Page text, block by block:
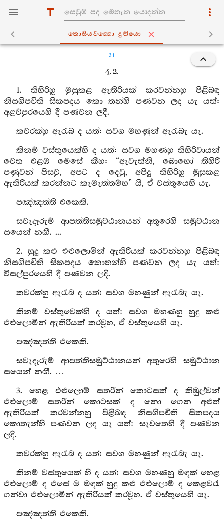
කොසියවග‍්ගො දුතියො
31
4. 2.
1. තිහිරිහූ මුසුකළ ඇතිරියක් කරවන්නහු පිළිබඳ
නිසගිපචිති සිකපදය කො තන්හි පණවන ලද යැ යත්:
අළව්පුරයෙහි දී පණවන ලදී.
කවරක්හු ඇරැබ ද යත්: සවග මහණුන් ඇරැබැ යැ.
කිනම් වස්තුයෙක්හි ද යත්: සවග මහණහු තිහිරිවායන්
වෙත එළඹ මෙසේ කීහ: “ඇවැත්නි, බොහෝ තිහිරි
පණුවන් පිසවු, අපට ද දෙවු, අපිදු තිහිරිහූ මුසුකළ
ඇතිරියක් කරන්නට කැමැත්තම්හ” යි, ඒ වස්තුයෙහි යැ.
පඤ්ඤත්ති එකෙකි.
සවැදෑරුම් ආපත්තිසමුට්ඨානයන් අතුරෙහි සමුට්ඨාන
සයෙන් නඟී. ...
2. හුදු කළු එළුලොමින් ඇතිරියක් කරවන්නහු පිළිබඳ
නිසගිපචිති සිකපදය කොතන්හි පණවන ලද යැ යත්:
විසල්පුරයෙහි දී පණවන ලදි.
කවරක්හු ඇරැබ ද යත්: සවග මහණුන් ඇරැබැ යැ.
කිනම් වස්තුවෙක්හි ද යත්: සවග මහණහු හුදු කළු
එළුලොමින් ඇතිරියක් කරවූහ, ඒ වස්තුයෙහි යැ.
පඤ්ඤත්ති එකෙකි.
සවැදෑරුම් ආපත්තිසමුට්ඨානයන් අතුරෙහි සමුට්ඨාන
සයෙන් නඟී. …
3. හෙළ එළුලොම් සතරින් කොටසක් ද කිඹුල්වන්
එළුලොම් සතරින් කොටසක් ද නො ගෙන අළුත්
ඇතිරියක් කරවන්නහු පිළිබඳ නිසගිපචිති සිකපදය
කොතැන්හි පණවන ලද යැ යත්: සැවතෙහි දී පණවන
ලදි.
කවරක්හු ඇරැබ ද යත්: සවග මහණුන් ඇරැබැ යැ.
කිනම් වස්තුයෙක් හි ද යත්: සවග මහණහු මඳක් හෙළ
එළුලොම් ද එසේ ම මඳක් හුදු කළු එළුලොම් ද කෙළවරැ
ගන්වා එළුලොමින් ඇතිරියක් කරවූහ. ඒ වස්තුයෙහි යැ.
පඤ්ඤත්ති එකෙකි.